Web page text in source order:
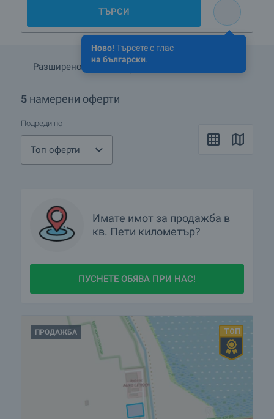
Ново! Търсете с глас
на български.
ТЪРСИ
Разширено търсене
5 намерени оферти
Подреди по
Топ оферти
Имате имот за продажба в
кв. Пети километър?
ПУСНЕТЕ ОБЯВА ПРИ НАС!
ПРОДАЖБА